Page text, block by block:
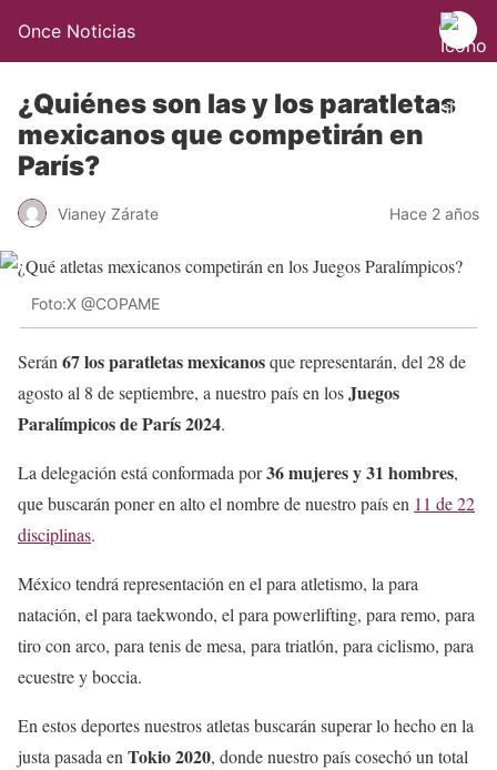
Once Noticias
¿Quiénes son las y los paratletas
mexicanos que competirán en
París?
Vianey Zárate Hace 2 años
Foto:X @COPAME
Serán 67 los paratletas mexicanosque representarán, del 28 de
agosto al 8 de septiembre, a nuestro país en losJuegos
Paralímpicos de París 2024.
La delegación está conformada por36 mujeres y 31 hombres,
que buscarán poner en alto el nombre de nuestro país en 11 de 22
disciplinas.
México tendrá representación en el para atletismo, la para
natación, el para taekwondo, el para powerlifting, para remo, para
tiro con arco, para tenis de mesa, para triatlón, para ciclismo, para
ecuestre y boccia.
En estos deportes nuestros atletas buscarán superar lo hecho en la
justa pasada en Tokio 2020, donde nuestro país cosechó un total